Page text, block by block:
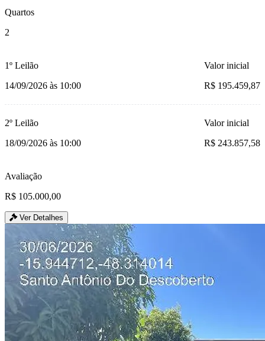
Quartos
2
1º Leilão
14/09/2026 às 10:00
Valor inicial
R$ 195.459,87
2º Leilão
18/09/2026 às 10:00
Valor inicial
R$ 243.857,58
Avaliação
R$ 105.000,00
Ver Detalhes